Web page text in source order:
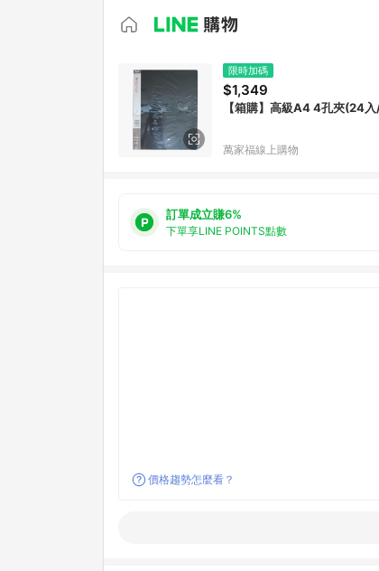
限時加碼
$1,349
【箱購】高級A4 4孔夾(24
萬家福線上購物
訂單成立賺6%
下單享LINE POINTS點數
價格趨勢怎麼看？